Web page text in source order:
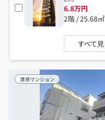
6.8万円
2階 / 25.68
すべて
賃貸マンション